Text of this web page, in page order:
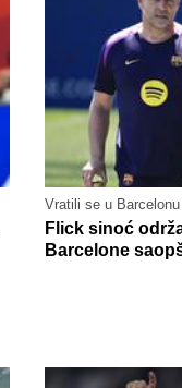
Vratili se u Barcelonu
Flick sinoć
Barcelone